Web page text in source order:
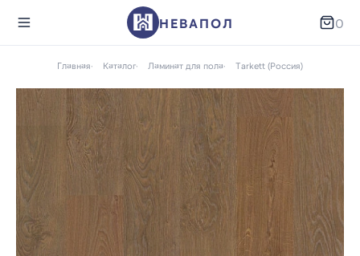
НЕВАПОЛ 0
Главная Каталог Ламинат для пола Tarkett (Россия)